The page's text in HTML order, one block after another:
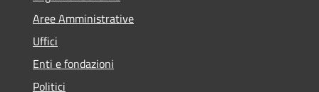
Aree Amministrative
Uffici
Enti e fondazioni
Politici